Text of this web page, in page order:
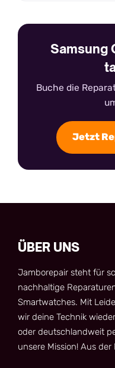
Samsung
Buche die
Jetzt
ÜBER UNS
Jamborepair steht für
nachhaltige
Smartwatches. Mit
wir deine Technik
oder deutschlandweit
unsere Mission! Aus